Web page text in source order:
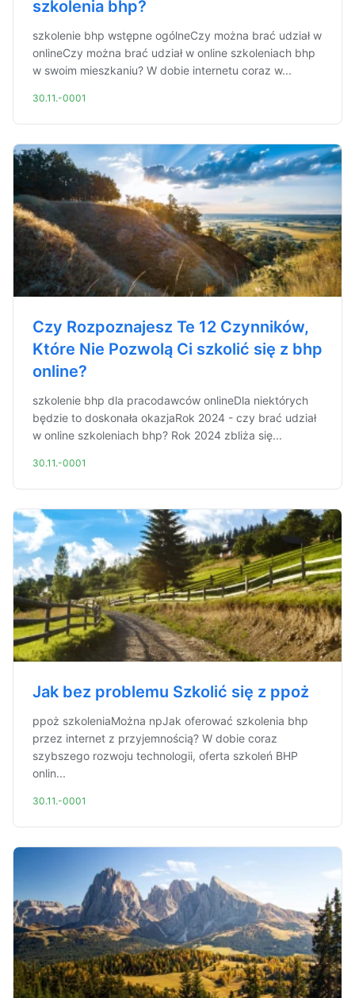
szkolenia bhp?
szkolenie bhp wstępne ogólneCzy można brać udział w
onlineCzy można brać udział w online szkoleniach bhp
w swoim mieszkaniu? W dobie internetu coraz w...
30.11.-0001
Czy Rozpoznajesz Te 12 Czynników,
Które Nie Pozwolą Ci szkolić się z bhp
online?
szkolenie bhp dla pracodawców onlineDla niektórych
będzie to doskonała okazjaRok 2024 - czy brać udział
w online szkoleniach bhp? Rok 2024 zbliża się...
30.11.-0001
Jak bez problemu Szkolić się z ppoż
ppoż szkoleniaMożna npJak oferować szkolenia bhp
przez internet z przyjemnością? W dobie coraz
szybszego rozwoju technologii, oferta szkoleń BHP
onlin...
30.11.-0001